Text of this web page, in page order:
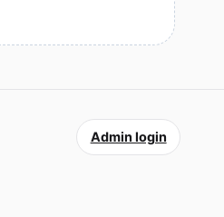
Admin login